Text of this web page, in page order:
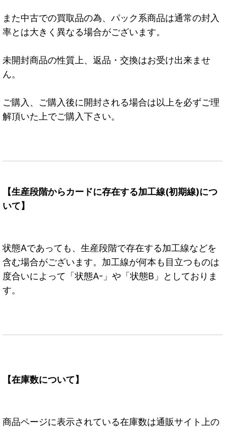
また中古での買取品の為、パック系商品は通常の封入
率とは大きく異なる場合がございます。
未開封商品の性質上、返品・交換はお受け出来ませ
ん。
ご購入、ご購入後に開封される場合は以上を必ずご理
解頂いた上でご購入下さい。
【生産段階からカードに存在する加工線(初期線)につ
いて】
状態Aであっても、生産段階で存在する加工線などを
含む場合がございます。加工線が何本も目立つものは
度合いによって「状態A-」や「状態B」としておりま
す。
【在庫数について】
商品ページに表示されている在庫数は通販サイト上の